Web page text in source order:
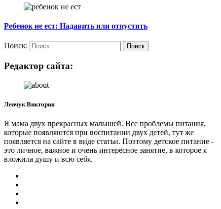
Ребенок не ест: Надавить или отпустить
Поиск:
Редактор сайта:
Левчук Виктория
Я мама двух прекрасных малышей. Все проблемы питания,
которые появляются при воспитании двух детей, тут же
появляется на сайте в виде статьи. Поэтому детское питание -
это личное, важное и очень интересное занятие, в которое я
вложила душу и всю себя.